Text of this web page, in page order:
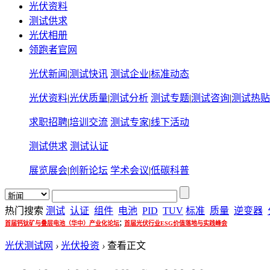
光伏资料
测试供求
光伏相册
领跑者官网
光伏新闻 |测试快讯 测试企业|标准动态
光伏资料|光伏质量|测试分析 测试专题|测试咨询|测试热贴
求职招聘|培训交流 测试专家|线下活动
测试供求 测试认证
展览展会|创新论坛 学术会议|低碳科普
热门搜索 测试 认证 组件 电池 PID TUV 标准 质量 逆变器
首届钙钛矿与叠层电池（华中）产业化论坛; 首届光伏行业ESG价值落地与实践峰会
光伏测试网 › 光伏投资 › 查看正文